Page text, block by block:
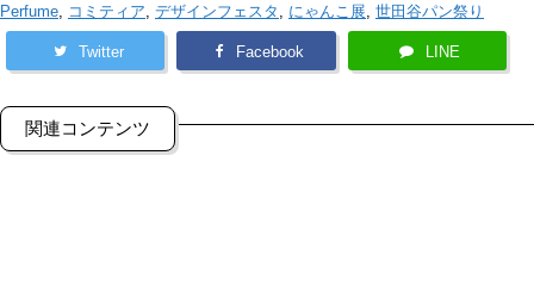
Perfume
コミティア デザインフェスタ にゃんこ展 世田谷パン祭り
Twitter Facebook LINE
関連コンテンツ